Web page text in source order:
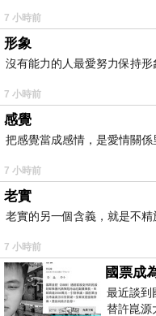
7 小時前
形象
沒有能力的人最愛努力保持形
7 小時前
感覺
把感覺當成感情，是愛情關係
7 小時前
老實
老實的另一個含義，就是不精
7 小時前
最近談到
替許崑源